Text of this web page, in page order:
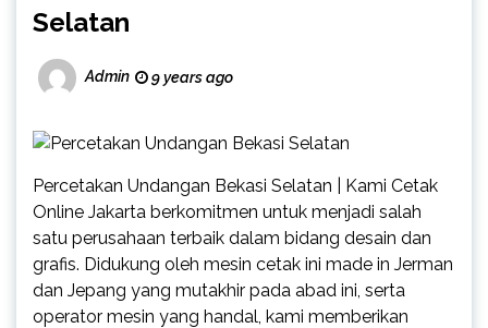
Selatan
Admin 9 years ago
Percetakan Undangan Bekasi Selatan | Kami Cetak
Online Jakarta berkomitmen untuk menjadi salah
satu perusahaan terbaik dalam bidang desain dan
grafis. Didukung oleh mesin cetak ini made in Jerman
dan Jepang yang mutakhir pada abad ini, serta
operator mesin yang handal, kami memberikan